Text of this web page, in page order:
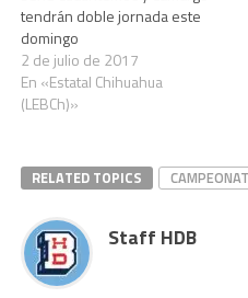
tendrán doble jornada este
domingo
2 de julio de 2017
En «Estatal Chihuahua
(LEBCh)»
RELATED TOPICS
Staff HDB